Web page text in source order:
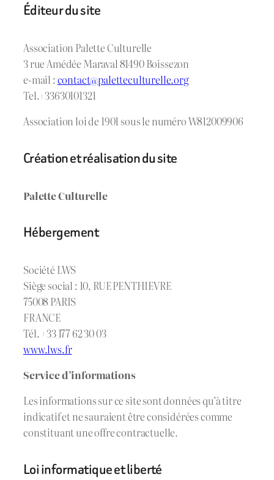
Éditeur du site
Association Palette Culturelle
3 rue Amédée Maraval 81490 Boissezon
e-mail :contact@paletteculturelle.org
Tel.+33630101321
Association loi de 1901 sous le numéro W812009906
Création et réalisation du site
Palette Culturelle
Hébergement
Société LWS
Siège social : 10, RUE PENTHIEVRE
75008 PARIS
FRANCE
Tél. +33 177 62 30 03
www.lws.fr
Service d’informations
Les informations sur ce site sont données qu’à titre
indicatif et ne sauraient être considérées comme
constituant une offre contractuelle.
Loi informatique et liberté